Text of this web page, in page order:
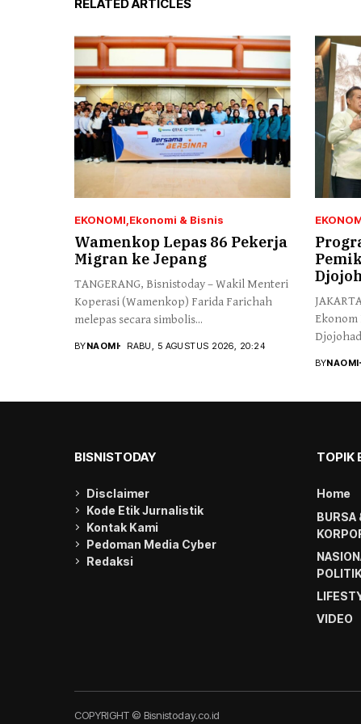
RELATED ARTICLES
EKONOMI Ekonomi & Bisnis
Wamenkop Lepas 86 Pekerja
Migran ke Jepang
TANGERANG, Bisnistoday – Wakil Menteri
Koperasi (Wamenkop) Farida Farichah
melepas secara simbolis...
BYNAOMI RABU, 5 AGUSTUS 2026, 20:24
Ekonom
BYNAOMI
BISNISTODAY
Disclaimer
Kode Etik Jurnalistik
Kontak Kami
Pedoman Media Cyber
Redaksi
TOPIK
Home
BURSA
VIDEO
COPYRIGHT © Bisnistoday.co.id